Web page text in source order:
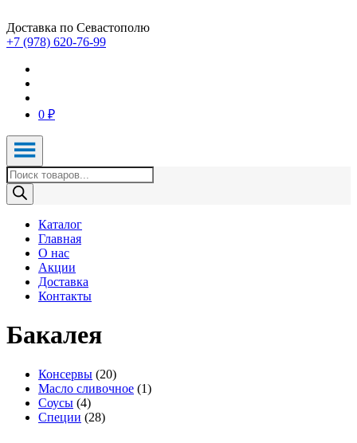
Доставка по Севастополю
+7 (978) 620-76-99
0 ₽
Поиск
товаров
Каталог
Главная
О нас
Акции
Доставка
Контакты
Бакалея
Консервы (20)
Масло сливочное (1)
Соусы (4)
Специи (28)